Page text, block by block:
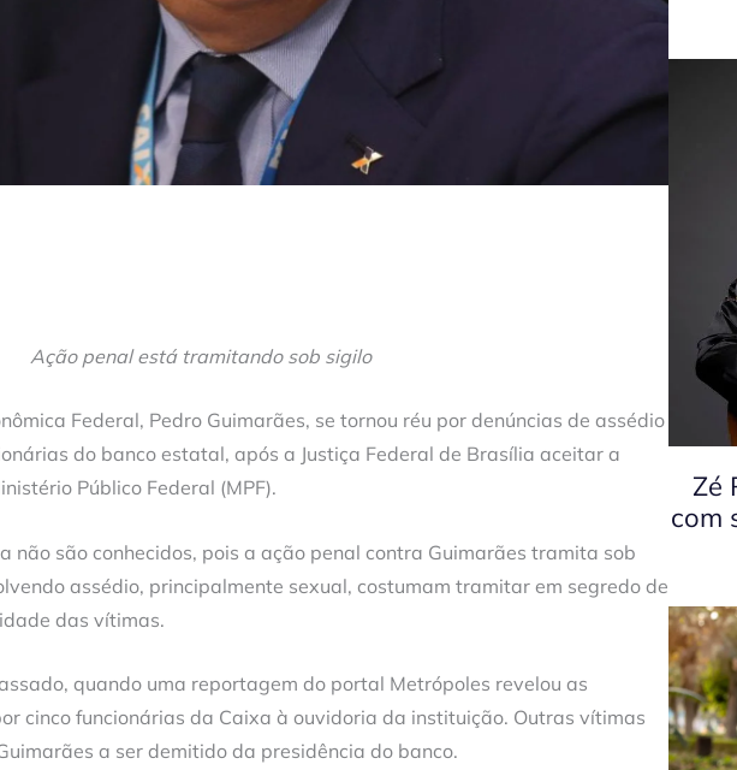
Ação penal está tramitando sob sigilo
Federal, Pedro Guimarães, se tornou réu por denúncias de assédio
do banco estatal, após a Justiça Federal de Brasília aceitar a
Público Federal (MPF).
não são conhecidos, pois a ação penal contra Guimarães tramita sob
assédio, principalmente sexual, costumam tramitar em segredo de
das vítimas.
quando uma reportagem do portal Metrópoles revelou as
cinco funcionárias da Caixa à ouvidoria da instituição. Outras vítimas
a ser demitido da presidência do banco.
Zé
com